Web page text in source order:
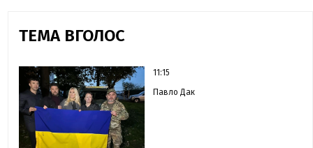
ТЕМА ВГОЛОС
11:15
Павло Дак